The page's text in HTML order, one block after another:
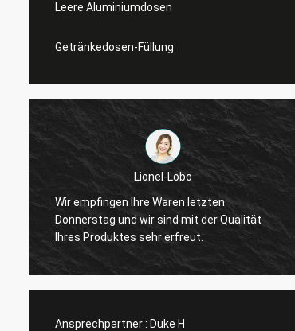
Leere Aluminiumdosen
Getränkedosen-Füllung
der Qualität
Kennzeichen von USA
Dankt sehr viel für Ihre
und Promi-Service, halten wir
tätigen mehr Geschäft mit
Ansprechpartner : Duke H